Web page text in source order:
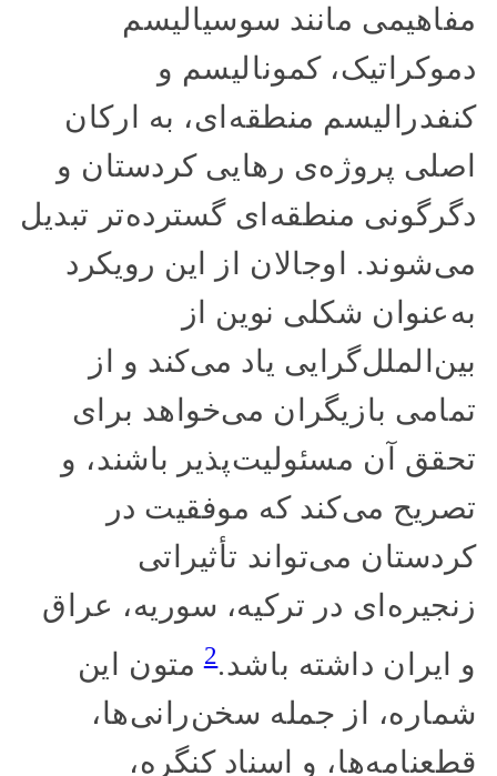
مفاهیمی مانند سوسیالیسم
دموکراتیک، کمونالیسم و
کنفدرالیسم منطقه‌ای، به ارکان
اصلی پروژه‌ی رهایی کردستان و
دگرگونی منطقه‌ای گسترده‌تر تبدیل
می‌شوند. اوجالان از این رویکرد
به‌عنوان شکلی نوین از
بین‌الملل‌گرایی یاد می‌کند و از
تمامی بازیگران می‌خواهد برای
تحقق آن مسئولیت‌پذیر باشند، و
تصریح می‌کند که موفقیت در
کردستان می‌تواند تأثیراتی
زنجیره‌ای در ترکیه، سوریه، عراق
و ایران داشته باشد.2متون این
شماره، از جمله سخن‌رانی‌ها،
قطعنامه‌ها، و اسناد کنگره،